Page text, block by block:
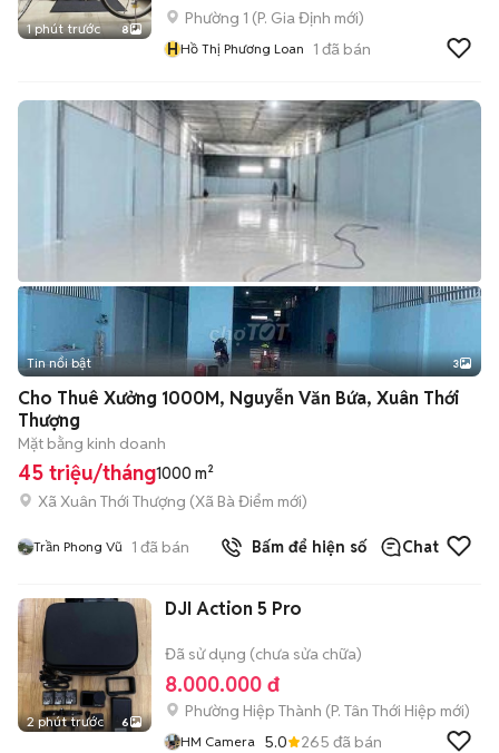
1 phút trước 8
Phường 1 (P. Gia Định mới)
HHồ Thị Phương Loan 1 đã bán
Tin nổi bật 3
Cho Thuê Xưởng 1000M, Nguyễn Văn Bứa, Xuân Thới
Thượng
Mặt bằng kinh doanh
45 triệu/tháng1000 m²
Xã Xuân Thới Thượng (Xã Bà Điểm mới)
Trần Phong Vũ 1 đã bán Bấm để hiện số Chat
2 phút trước 6
DJI Action 5 Pro
Đã sử dụng (chưa sửa chữa)
8.000.000 đ
Phường Hiệp Thành (P. Tân Thới Hiệp mới)
HM Camera 5.0 265 đã bán